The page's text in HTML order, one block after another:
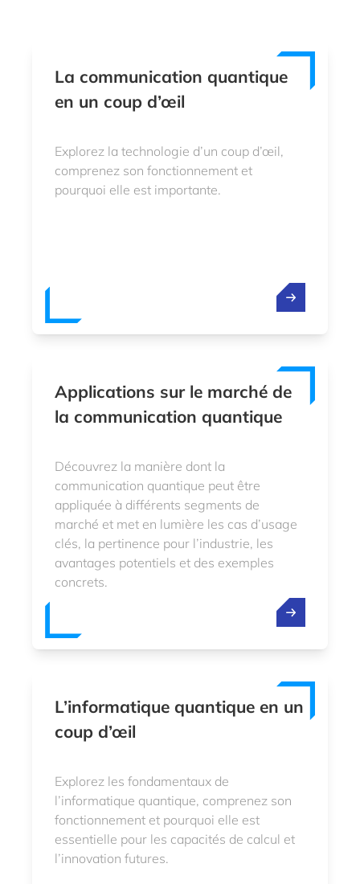
La communication quantique
en un coup d’œil
Explorez la technologie d’un coup d’œil,
comprenez son fonctionnement et
pourquoi elle est importante.
Applications sur le marché de
la communication quantique
Découvrez la manière dont la
communication quantique peut être
appliquée à différents segments de
marché et met en lumière les cas d’usage
clés, la pertinence pour l’industrie, les
avantages potentiels et des exemples
concrets.
L’informatique quantique en un
coup d’œil
Explorez les fondamentaux de
l’informatique quantique, comprenez son
fonctionnement et pourquoi elle est
essentielle pour les capacités de calcul et
l’innovation futures.